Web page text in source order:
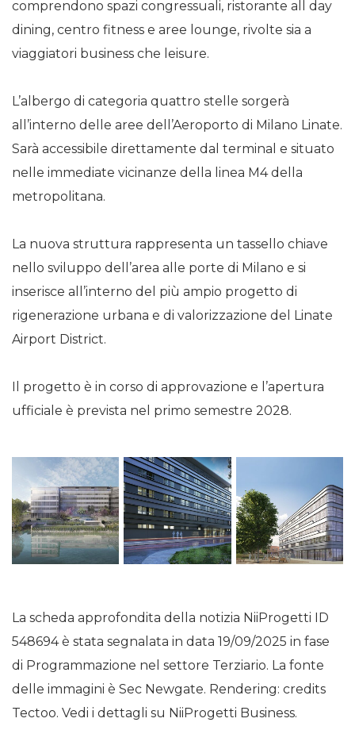
comprendono spazi congressuali, ristorante all day
dining, centro fitness e aree lounge, rivolte sia a
viaggiatori business che leisure.
L’albergo di categoria quattro stelle sorgerà
all’interno delle aree dell’Aeroporto di Milano Linate.
Sarà accessibile direttamente dal terminal e situato
nelle immediate vicinanze della linea M4 della
metropolitana.
La nuova struttura rappresenta un tassello chiave
nello sviluppo dell’area alle porte di Milano e si
inserisce all’interno del più ampio progetto di
rigenerazione urbana e di valorizzazione del Linate
Airport District.
Il progetto è in corso di approvazione e l’apertura
ufficiale è prevista nel primo semestre 2028.
La scheda approfondita della notizia NiiProgetti ID
548694 è stata segnalata in data 19/09/2025 in fase
di Programmazione nel settore Terziario. La fonte
delle immagini è Sec Newgate. Rendering: credits
Tectoo. Vedi i dettagli su NiiProgetti Business.